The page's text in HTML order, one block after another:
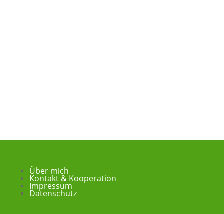
Über mich
Kontakt & Kooperation
Impressum
Datenschutz